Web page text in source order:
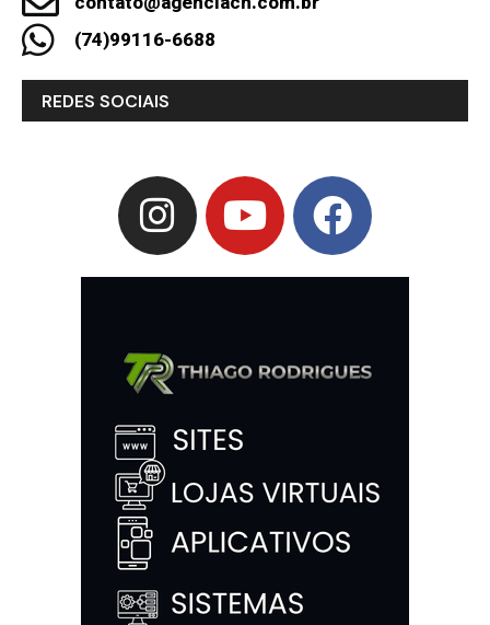
(74)99116-6688
REDES SOCIAIS